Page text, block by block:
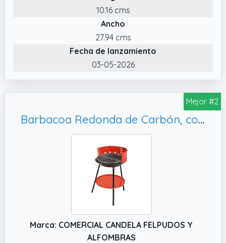
✔️ Ligera y de fácil montaje: su peso ligero
permite transportarla con facilidad y su
estructura simple garantiza un montaje
rápido y sin complicaciones
✔️ Material resistente y duradero: fabricada
10.16 cms
Ancho
27.94 cms
Fecha de lanzamiento
03-05-2026
Mejor #2
Barbacoa Redonda de Carbón, con Parrilla de Acero y Estante Inferior para Jardín y Camping
Marca: COMERCIAL CANDELA FELPUDOS Y
ALFOMBRAS